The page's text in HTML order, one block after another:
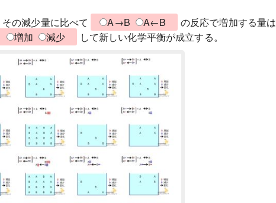
の減少量に比べて
A→B A←B の反応で増加する量は
増加 減少 して新しい化学平衡が成立する。